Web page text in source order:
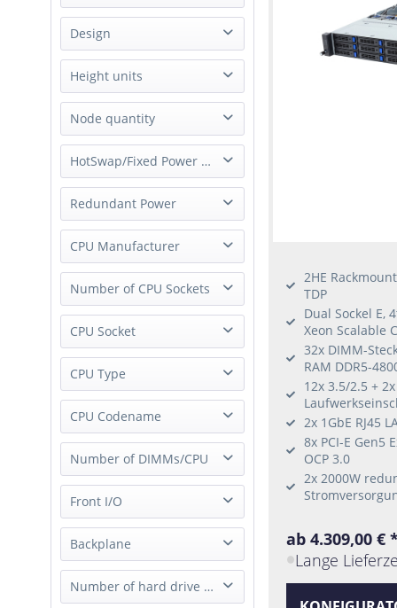
NAS
Server
Design
Rack
Height units
1U
2U
4U
Node quantity
1 Node
2 Node
4 Node
HotSwap/Fixed Power Supply
Hot-Swap Power Supply
Redundant Power
Redundant Power
CPU Manufacturer
Intel
AMD
Number of CPU Sockets
1 Socket
2 Socket
CPU Socket
Socket SP5 (LGA 6096)
Socket E (LGA-4677)
Socket P (LGA-3647)
Socket E2 (LGA-4710)
Socket P+ (LGA 4189)
Socket H5 (LGA 1200)
Socket SP3 (LGA 4094)
CPU Type
Xeon Scalable 1st Gen
Xeon Scalable 2nd Gen
Xeon Scalable 3rd Gen
Xeon Scalable 4th Gen
Xeon Scalable 5th Gen
Xeon 6700 6th Gen
Xeon E-2300
Epyc 2nd Gen
CPU Codename
AMD Genoa
Intel Emerald Rapids
Intel Sapphire Rapids
Intel Sierra Forest
AMD Rome
AMD Milan
Intel Skylake
Number of DIMMs/CPU
4 DIMMs/CPU
6 DIMMs/CPU
8 DIMMs/CPU
12 DIMMs/CPU
16 DIMMs/CPU
Front I/O
USB only
Backplane
SAS/SATA Passive Number of hard drive slot
2HE
TDP
Dual Sockel E,
Xeon Scalable
32x DIMM-
RAM DDR5-
12x 3.5/2.5 +
2x 1GbE RJ45
8x PCI-E Gen5
OCP 3.0
2x 2000W
ab 4.309,00 €
Lange